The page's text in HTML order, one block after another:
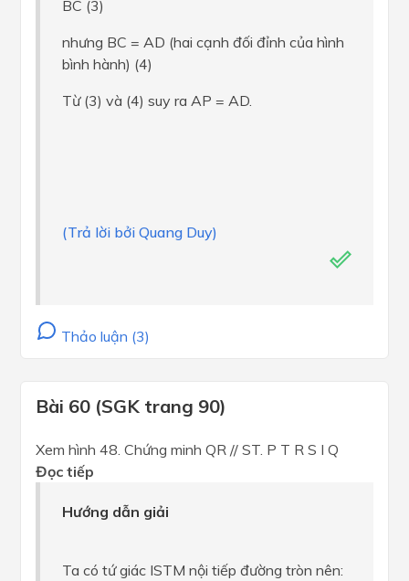
BC (3)
nhưng BC = AD (hai cạnh đối đỉnh của hình
bình hành) (4)
Từ (3) và (4) suy ra AP = AD.
(Trả lời bởi Quang Duy)
Thảo luận (3)
Bài 60 (SGK trang 90)
Xem hình 48. Chứng minh QR // ST. P T R S I Q
Đọc tiếp
Hướng dẫn giải
Ta có tứ giác ISTM nội tiếp đường tròn nên: